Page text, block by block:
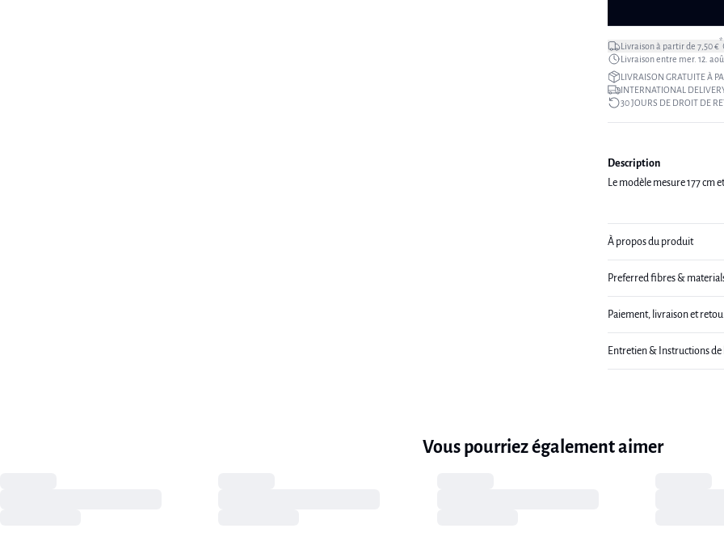
Livraison à partir de 7,50 €*
Livraison entre mer. 12.
LIVRAISON GRATUITE À
INTERNATIONAL
30 JOURS DE DROIT DE
Description
Le modèle mesure 177 cm
À propos du produit
Preferred fibres &
Paiement, livraison et
Entretien & Instructions de
Vous pourriez également aimer